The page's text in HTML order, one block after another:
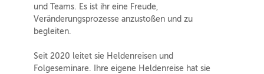
und Teams. Es ist ihr eine Freude,
Veränderungsprozesse anzustoßen und zu
begleiten.
Seit 2020 leitet sie Heldenreisen und
Folgeseminare. Ihre eigene Heldenreise hat sie